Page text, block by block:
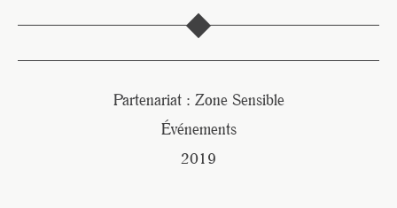
Partenariat : Zone Sensible
Événements
2019